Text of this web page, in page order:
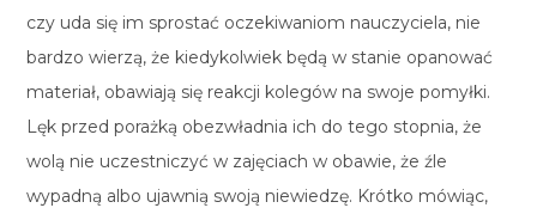
czy uda się im sprostać oczekiwaniom nauczyciela, nie
bardzo wierzą, że kiedykolwiek będą w stanie opanować
materiał, obawiają się reakcji kolegów na swoje pomyłki.
Lęk przed porażką obezwładnia ich do tego stopnia, że
wolą nie uczestniczyć w zajęciach w obawie, że źle
wypadną albo ujawnią swoją niewiedzę. Krótko mówiąc,